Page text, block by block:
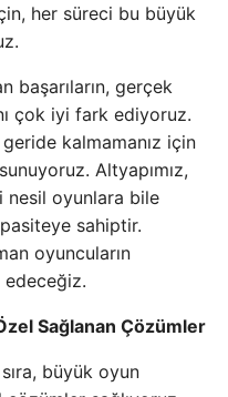
her süreci bu büyük
başarıların, gerçek
çok iyi fark ediyoruz.
kalmamanız için
Altyapımız,
nesil oyunlara bile
sahiptir.
oyuncuların
Sağlanan Çözümler
sıra, büyük oyun